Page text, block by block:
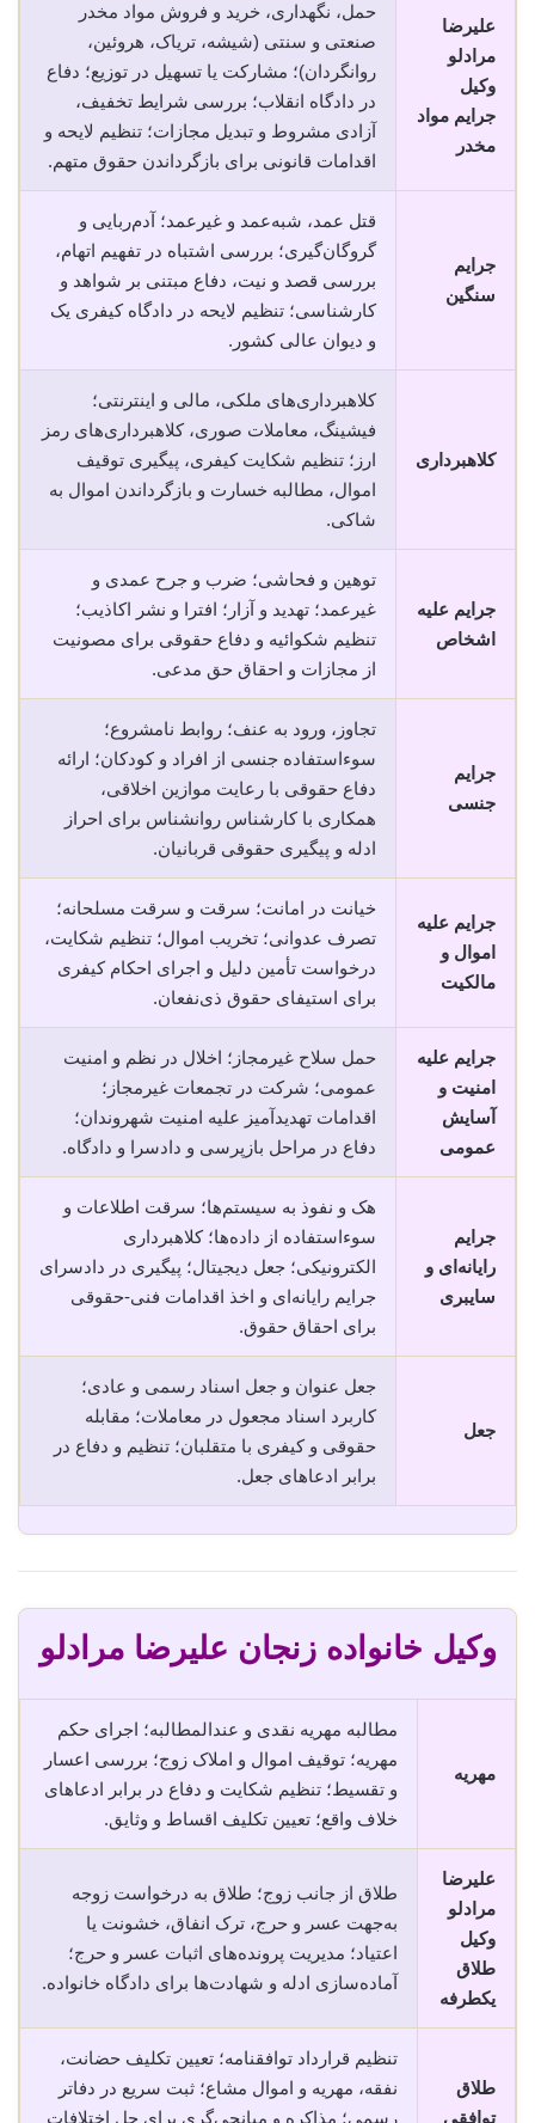
علیرضا
مرادلو
وکیل
جرایم مواد
مخدر
حمل، نگهداری، خرید و فروش مواد مخدر
صنعتی و سنتی (شیشه، تریاک، هروئین،
روانگردان)؛ مشارکت یا تسهیل در توزیع؛ دفاع
در دادگاه انقلاب؛ بررسی شرایط تخفیف،
آزادی مشروط و تبدیل مجازات؛ تنظیم لایحه و
اقدامات قانونی برای بازگرداندن حقوق متهم.
جرایم
سنگین
قتل عمد، شبه‌عمد و غیرعمد؛ آدم‌ربایی و
گروگان‌گیری؛ بررسی اشتباه در تفهیم اتهام،
بررسی قصد و نیت، دفاع مبتنی بر شواهد و
کارشناسی؛ تنظیم لایحه در دادگاه کیفری یک
و دیوان عالی کشور.
کلاهبرداری
کلاهبرداری‌های ملکی، مالی و اینترنتی؛
فیشینگ، معاملات صوری، کلاهبرداری‌های رمز
ارز؛ تنظیم شکایت کیفری، پیگیری توقیف
اموال، مطالبه خسارت و بازگرداندن اموال به
شاکی.
جرایم علیه
اشخاص
توهین و فحاشی؛ ضرب و جرح عمدی و
غیرعمد؛ تهدید و آزار؛ افترا و نشر اکاذیب؛
تنظیم شکوائیه و دفاع حقوقی برای مصونیت
از مجازات و احقاق حق مدعی.
جرایم
جنسی
تجاوز، ورود به عنف؛ روابط نامشروع؛
سوءاستفاده جنسی از افراد و کودکان؛ ارائه
دفاع حقوقی با رعایت موازین اخلاقی،
همکاری با کارشناس روانشناس برای احراز
ادله و پیگیری حقوقی قربانیان.
جرایم علیه
اموال و
مالکیت
خیانت در امانت؛ سرقت و سرقت مسلحانه؛
تصرف عدوانی؛ تخریب اموال؛ تنظیم شکایت،
درخواست تأمین دلیل و اجرای احکام کیفری
برای استیفای حقوق ذی‌نفعان.
جرایم علیه
امنیت و
آسایش
عمومی
حمل سلاح غیرمجاز؛ اخلال در نظم و امنیت
عمومی؛ شرکت در تجمعات غیرمجاز؛
اقدامات تهدیدآمیز علیه امنیت شهروندان؛
دفاع در مراحل بازپرسی و دادسرا و دادگاه.
جرایم
رایانه‌ای و
سایبری
هک و نفوذ به سیستم‌ها؛ سرقت اطلاعات و
سوء‌استفاده از داده‌ها؛ کلاهبرداری
الکترونیکی؛ جعل دیجیتال؛ پیگیری در دادسرای
جرایم رایانه‌ای و اخذ اقدامات فنی-حقوقی
برای احقاق حقوق.
جعل
جعل عنوان و جعل اسناد رسمی و عادی؛
کاربرد اسناد مجعول در معاملات؛ مقابله
حقوقی و کیفری با متقلبان؛ تنظیم و دفاع در
برابر ادعاهای جعل.
وکیل خانواده زنجان علیرضا مرادلو
مهریه
مطالبه مهریه نقدی و عندالمطالبه؛ اجرای حکم
مهریه؛ توقیف اموال و املاک زوج؛ بررسی اعسار
و تقسیط؛ تنظیم شکایت و دفاع در برابر ادعاهای
خلاف واقع؛ تعیین تکلیف اقساط و وثایق.
علیرضا
مرادلو
وکیل
طلاق
یکطرفه
طلاق از جانب زوج؛ طلاق به درخواست زوجه
به‌جهت عسر و حرج، ترک انفاق، خشونت یا
اعتیاد؛ مدیریت پرونده‌های اثبات عسر و حرج؛
آماده‌سازی ادله و شهادت‌ها برای دادگاه خانواده.
طلاق
توافقی
تنظیم قرارداد توافقنامه؛ تعیین تکلیف حضانت،
نفقه، مهریه و اموال مشاع؛ ثبت سریع در دفاتر
رسمی؛ مذاکره و میانجی‌گری برای حل اختلافات